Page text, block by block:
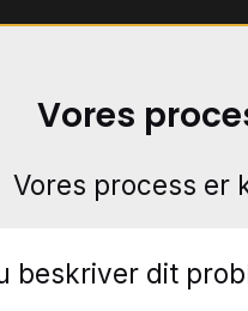
Vores
Vores process er
beskriver dit